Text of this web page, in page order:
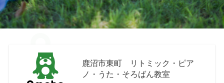
鹿沼市東町 リトミック・ピア
ノ・うた・そろばん教室